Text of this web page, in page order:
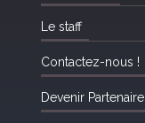
Le staff
Contactez-nous !
Devenir Partenaire